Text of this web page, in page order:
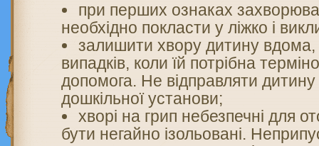
при перших ознаках
необхідно покласти у ліжко і
залишити хвору дитину вдома,
випадків, коли їй потрібна
допомога. Не відправляти
дошкільної установи;
хворі на грип небезпечні для
бути негайно ізольовані.